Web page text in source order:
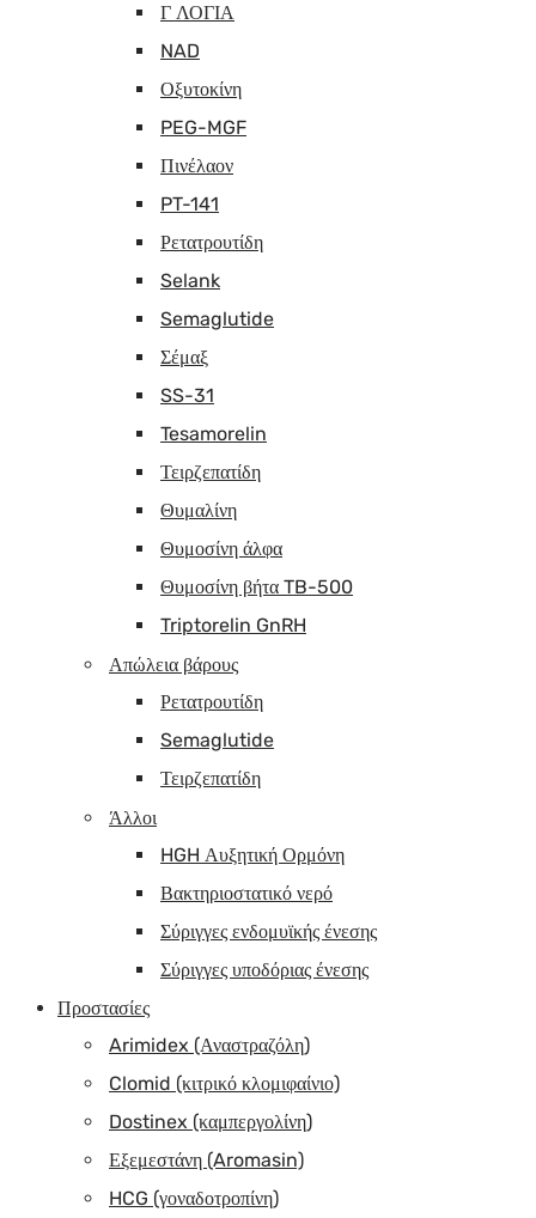
Γ ΛΟΓΙΑ
NAD
Οξυτοκίνη
PEG-MGF
Πινέλαον
PT-141
Ρετατρουτίδη
Selank
Semaglutide
Σέμαξ
SS-31
Tesamorelin
Τειρζεπατίδη
Θυμαλίνη
Θυμοσίνη άλφα
Θυμοσίνη βήτα TB-500
Triptorelin GnRH
Απώλεια βάρους
Ρετατρουτίδη
Semaglutide
Τειρζεπατίδη
Άλλοι
HGH Αυξητική Ορμόνη
Βακτηριοστατικό νερό
Σύριγγες ενδομυϊκής ένεσης
Σύριγγες υποδόριας ένεσης
Προστασίες
Arimidex (Αναστραζόλη)
Clomid (κιτρικό κλομιφαίνιο)
Dostinex (καμπεργολίνη)
Εξεμεστάνη (Aromasin)
HCG (γοναδοτροπίνη)